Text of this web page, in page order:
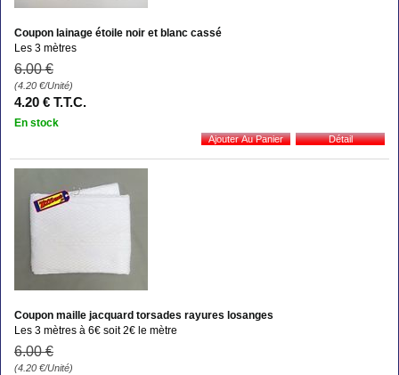
Coupon lainage étoile noir et blanc cassé
Les 3 mètres
6.00 €
(4.20 €/Unité)
4.20 € T.T.C.
En stock
Coupon maille jacquard torsades rayures losanges
Les 3 mètres à 6€ soit 2€ le mètre
6.00 €
(4.20 €/Unité)